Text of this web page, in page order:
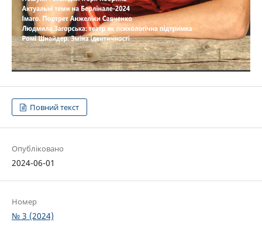
Повний текст
Опубліковано
2024-06-01
Номер
№ 3 (2024)